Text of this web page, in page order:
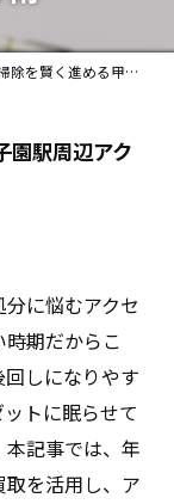
園駅周辺アクセサリーやバッグの高値処分術
園駅周辺アク
に悩むアクセ
期だからこ
しになりやす
トに眠らせて
記事では、年
を活用し、ア